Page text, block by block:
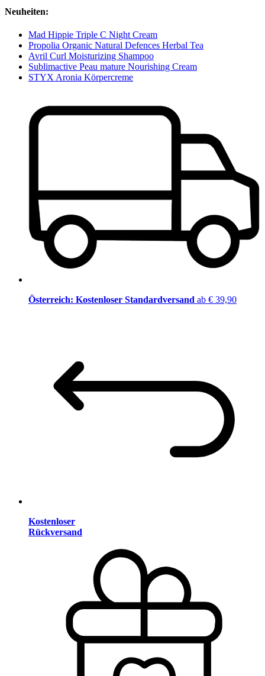
Neuheiten:
Mad Hippie Triple C Night Cream
Propolia Organic Natural Defences Herbal Tea
Avril Curl Moisturizing Shampoo
Sublimactive Peau mature Nourishing Cream
STYX Aronia Körpercreme
Österreich: Kostenloser Standardversand ab € 39,90
Kostenloser
Rückversand